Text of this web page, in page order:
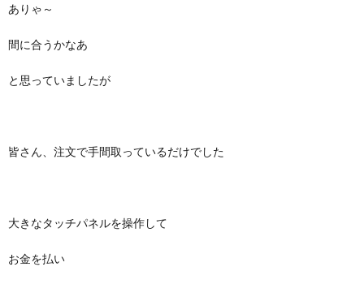
ありゃ～
間に合うかなあ
と思っていましたが
皆さん、注文で手間取っているだけでした
大きなタッチパネルを操作して
お金を払い